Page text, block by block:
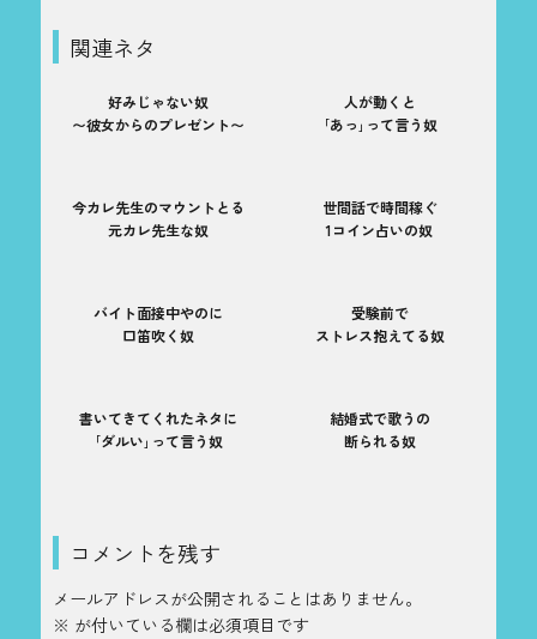
関連ネタ
好みじゃない奴
〜彼女からのプレゼント〜
人が動くと
｢あっ｣って言う奴
今カレ先生のマウントとる
元カレ先生な奴
世間話で時間稼ぐ
1コイン占いの奴
バイト面接中やのに
口笛吹く奴
受験前で
ストレス抱えてる奴
書いてきてくれたネタに
｢ダルい｣って言う奴
結婚式で歌うの
断られる奴
コメントを残す
メールアドレスが公開されることはありません。
※ が付いている欄は必須項目です